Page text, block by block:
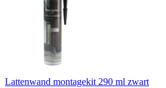
Lattenwand montagekit 290 ml zwart